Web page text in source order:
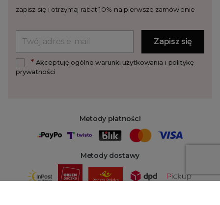
Metody płatności
Metody dostawy
zapisz się i otrzymaj rabat 10% na pierwsze zamówienie
*Akceptuję ogólne warunki użytkowania i politykę
prywatności